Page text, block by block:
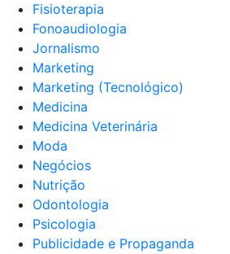
Fisioterapia
Fonoaudiologia
Jornalismo
Marketing
Marketing (Tecnológico)
Medicina
Medicina Veterinária
Moda
Negócios
Nutrição
Odontologia
Psicologia
Publicidade e Propaganda